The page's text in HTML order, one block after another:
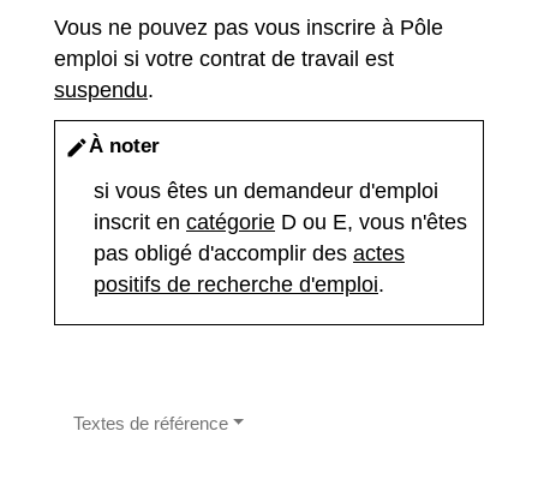
Vous ne pouvez pas vous inscrire à Pôle
emploi si votre contrat de travail est
suspendu.
editÀ noter
si vous êtes un demandeur d'emploi
inscrit en catégorie D ou E, vous n'êtes
pas obligé d'accomplir des actes
positifs de recherche d'emploi.
Textes de référence